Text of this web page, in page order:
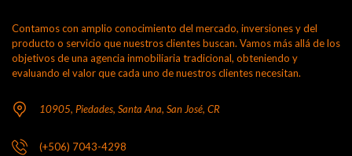
Contamos con amplio conocimiento del mercado, inversiones y del
producto o servicio que nuestros clientes buscan. Vamos más allá de los
objetivos de una agencia inmobiliaria tradicional, obteniendo y
evaluando el valor que cada uno de nuestros clientes necesitan.
10905, Piedades, Santa Ana, San José, CR
(+506) 7043-4298